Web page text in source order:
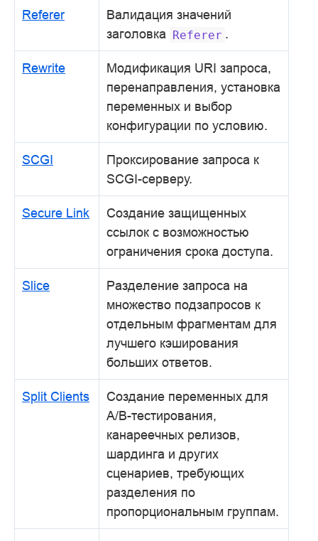
Referer
Валидация значений
заголовка Referer .
Rewrite
Модификация URI запроса,
перенаправления, установка
переменных и выбор
конфигурации по условию.
SCGI
Проксирование запроса к
SCGI-серверу.
Secure Link
Создание защищенных
ссылок с возможностью
ограничения срока доступа.
Slice
Разделение запроса на
множество подзапросов к
отдельным фрагментам для
лучшего кэширования
больших ответов.
Split Clients
Создание переменных для
A/B-тестирования,
канареечных релизов,
шардинга и других
сценариев, требующих
разделения по
пропорциональным группам.